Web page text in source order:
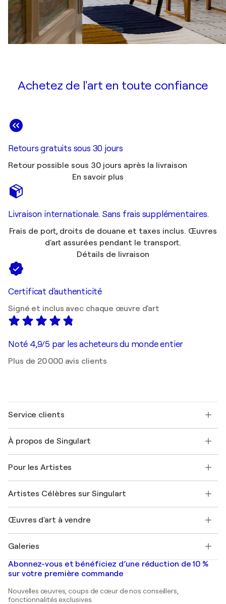
Achetez de l'art en toute confiance
Retours gratuits sous 30 jours
Retour possible sous 30 jours après la livraison
En savoir plus
Livraison internationale. Sans frais supplémentaires.
Frais de port, droits de douane et taxes inclus. Œuvres
d'art assurées pendant le transport.
Détails de livraison
Certificat d'authenticité
Signé et inclus avec chaque œuvre d'art
Noté 4,9/5 par les acheteurs du monde entier
Plus de 20 000 avis clients
Service clients
Expédition
Offrir une carte cadeau
Rejoignez notre programme commercial
Mon compte
+33 1 76 44 06 42
À propos de Singulart
FAQ
Magazine Singulart
Emplois
Découvrez une sélection d'art original
Pour les Artistes
Se connecter en tant qu'Artiste
Artistes Célèbres sur Singulart
Marc Chagall
Banksy
Mr. Brainwash
Shepard Fairey
Œuvres d'art à vendre
Tableaux abstraits à vendre
Peintures de paysage
Estampes
Peintures acryliques
Galeries
Galeries d'art en France
Galeries d'art en Belgique
Abonnez-vous et bénéficiez d’une réduction de 10 %
sur votre première commande
Nouvelles œuvres, coups de cœur de nos conseillers,
fonctionnalités exclusives.